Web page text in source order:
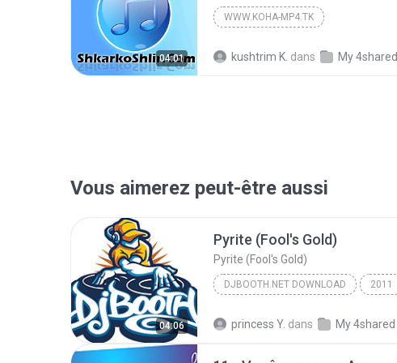
04:01
WWW.KOHA-MP4.TK
kushtrim K. dans My 4shared
Vous aimerez peut-être aussi
04:06
Pyrite (Fool's Gold)
Pyrite (Fool's Gold)
DJBOOTH.NET DOWNLOAD 2011
princess Y. dans My 4shared